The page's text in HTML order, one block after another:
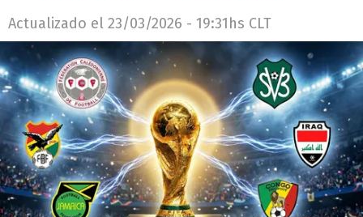
Actualizado el 23/03/2026 - 19:31hs CLT